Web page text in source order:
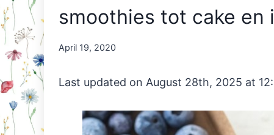
smoothies tot cake en
By
April 19, 2020
Last updated on August 28th, 2025 at